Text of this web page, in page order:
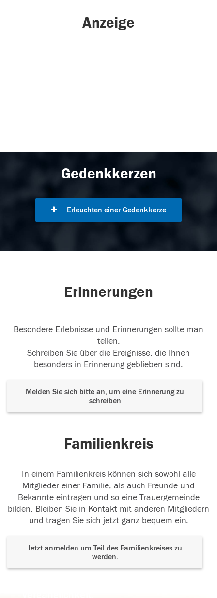
Anzeige
Gedenkkerzen
Erleuchten einer Gedenkkerze
Erinnerungen
Besondere Erlebnisse und Erinnerungen sollte man
teilen.
Schreiben Sie über die Ereignisse, die Ihnen
besonders in Erinnerung geblieben sind.
Melden Sie sich bitte an, um eine Erinnerung zu
schreiben
Familienkreis
In einem Familienkreis können sich sowohl alle
Mitglieder einer Familie, als auch Freunde und
Bekannte eintragen und so eine Trauergemeinde
bilden. Bleiben Sie in Kontakt mit anderen Mitgliedern
und tragen Sie sich jetzt ganz bequem ein.
Jetzt anmelden um Teil des Familienkreises zu
werden.